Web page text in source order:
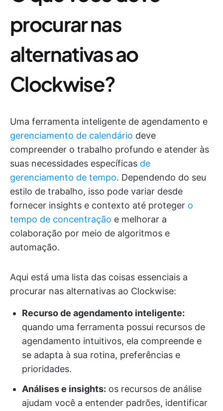
procurar nas
alternativas ao
Clockwise?
Uma ferramenta inteligente de agendamento e
gerenciamento de calendário deve
compreender o trabalho profundo e atender às
suas necessidades específicas de
gerenciamento de tempo. Dependendo do seu
estilo de trabalho, isso pode variar desde
fornecer insights e contexto até proteger o
tempo de concentração e melhorar a
colaboração por meio de algoritmos e
automação.
Aqui está uma lista das coisas essenciais a
procurar nas alternativas ao Clockwise:
Recurso de agendamento inteligente:
quando uma ferramenta possui recursos de
agendamento intuitivos, ela compreende e
se adapta à sua rotina, preferências e
prioridades.
Análises e insights: os recursos de análise
ajudam você a entender padrões, identificar